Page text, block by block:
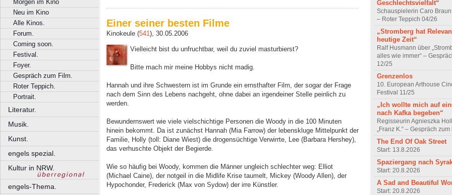
Morgen im Kino
Neu im Kino
Alle Kinos.
Forum.
Coming soon.
Festival.
Foyer.
Gespräch zum Film.
Roter Teppich.
Portrait.
Literatur.
Musik.
Kunst.
engels spezial.
Kultur in NRW.
engels-Thema.
Einer seiner besten Filme
Kinokeule (541), 30.05.2006
Vielleicht bist du unfruchtbar, weil du zuviel masturbierst?
Bitte mach mir meine Hobbys nicht madig.
Hannah und ihre Schwestern ist im Grunde ein ernsthafter Film, der sogar der Frage
nach dem Sinn des Lebens nachgeht, ohne dabei an irgendeiner Stelle peinlich zu
werden.
Bewundernswert wie viele vielschichtige Personen die Woody in die 100 Minuten
hinein bekommt. Da ist zunächst Hannah (Mia Farrow) der lebenskluge Mittelpunkt der
Familie, Holly (toll: Diane Wiest) die drogensüchtige Verwirrte, Lee (Barbara Hershey),
das verhuschte Objekt der Begierde.
Wie so häufig bei Woody, kommen die Männer ungleich schlechter weg: Elliot
(Michael Caine), der notgeil in die Midlife Krise taumelt, Mickey (Woody Allen), der
Hypochonder, Frederick (Max von Sydow) der irre Künstler.
Geschlechtsvielfalt“
Schauspielerin Caro Braun
– Roter Teppich 04/26
„Stromberg hat
heutige Zeit“
Ralf Husmann über
alles wie immer“ –
12/25
Grenzenlos
10. European Arthouse
Festival 11/25
„Ich wollte mich auf
nach Kafka begeben“
Regisseurin Agnieszka
„Franz K.“ – Gespräch
The End Of Oak Street
Start: 13.8.2026
Spaziergang nach
Start: 20.8.2026
A Sad and Beautiful
Start: 20.8.2026